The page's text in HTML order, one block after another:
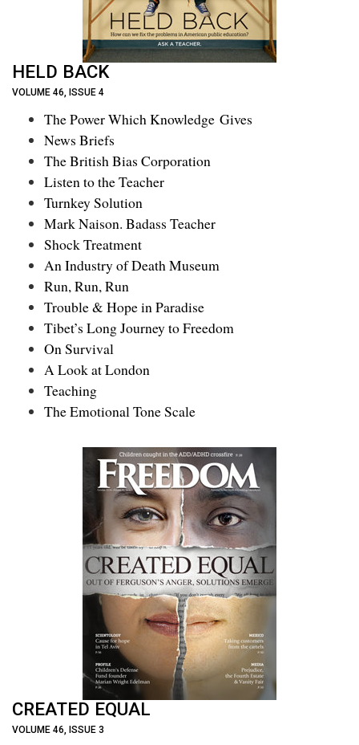
HELD BACK
VOLUME 46, ISSUE 4
The Power Which Knowledge Gives
News Briefs
The British Bias Corporation
Listen to the Teacher
Turnkey Solution
Mark Naison. Badass Teacher
Shock Treatment
An Industry of Death Museum
Run, Run, Run
Trouble & Hope in Paradise
Tibet’s Long Journey to Freedom
On Survival
A Look at London
Teaching
The Emotional Tone Scale
CREATED EQUAL
VOLUME 46, ISSUE 3